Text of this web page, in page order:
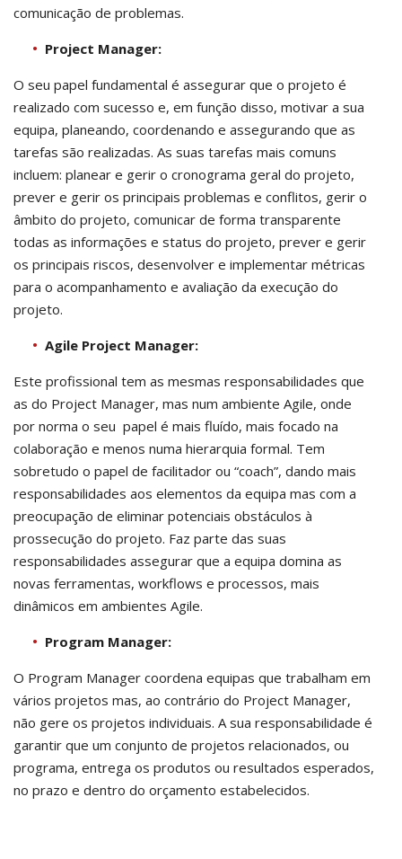
comunicação de problemas.
Project Manager:
O seu papel fundamental é assegurar que o projeto é
realizado com sucesso e, em função disso, motivar a sua
equipa, planeando, coordenando e assegurando que as
tarefas são realizadas. As suas tarefas mais comuns
incluem: planear e gerir o cronograma geral do projeto,
prever e gerir os principais problemas e conflitos, gerir o
âmbito do projeto, comunicar de forma transparente
todas as informações e status do projeto, prever e gerir
os principais riscos, desenvolver e implementar métricas
para o acompanhamento e avaliação da execução do
projeto.
Agile Project Manager:
Este profissional tem as mesmas responsabilidades que
as do Project Manager, mas num ambiente Agile, onde
por norma o seu papel é mais fluído, mais focado na
colaboração e menos numa hierarquia formal. Tem
sobretudo o papel de facilitador ou “coach”, dando mais
responsabilidades aos elementos da equipa mas com a
preocupação de eliminar potenciais obstáculos à
prossecução do projeto. Faz parte das suas
responsabilidades assegurar que a equipa domina as
novas ferramentas, workflows e processos, mais
dinâmicos em ambientes Agile.​
Program Manager:
O Program Manager coordena equipas que trabalham em
vários projetos mas, ao contrário do Project Manager,
não gere os projetos individuais. A sua responsabilidade é
garantir que um conjunto de projetos relacionados, ou
programa, entrega os produtos ou resultados esperados,
no prazo e dentro do orçamento estabelecidos.